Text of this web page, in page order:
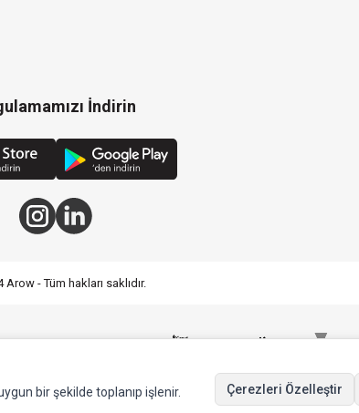
İndirin
- Tüm hakları saklıdır.
bir şekilde toplanıp işlenir.
Çerezleri Özelleştir